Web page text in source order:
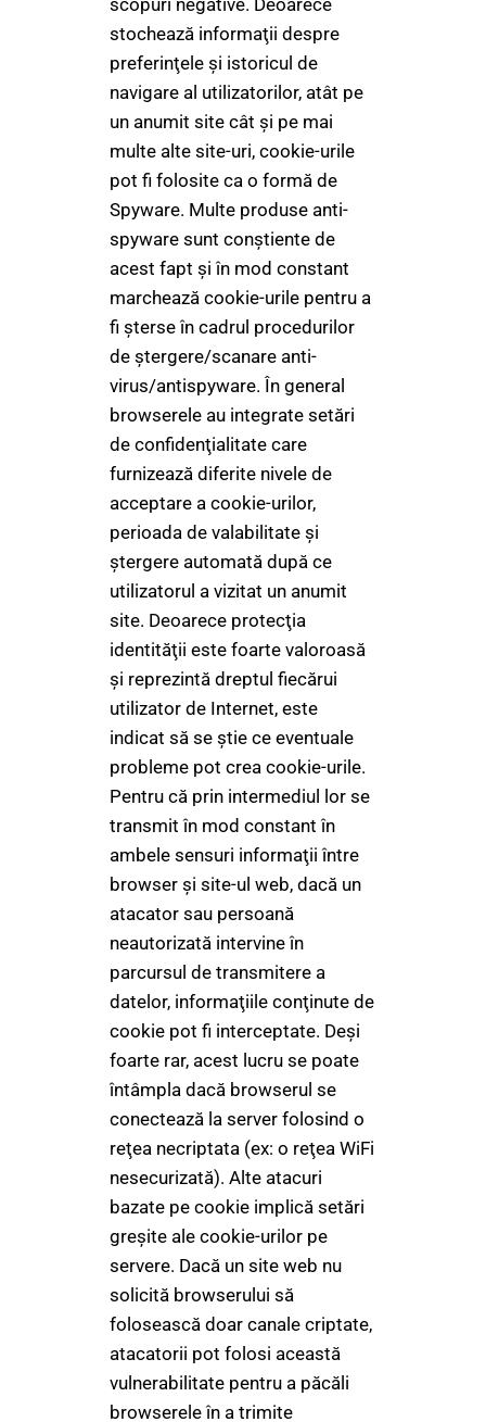
scopuri negative. Deoarece
stochează informaţii despre
preferinţele şi istoricul de
navigare al utilizatorilor, atât pe
un anumit site cât şi pe mai
multe alte site-uri, cookie-urile
pot fi folosite ca o formă de
Spyware. Multe produse anti-
spyware sunt conştiente de
acest fapt şi în mod constant
marchează cookie-urile pentru a
fi şterse în cadrul procedurilor
de ştergere/scanare anti-
virus/antispyware. În general
browserele au integrate setări
de confidenţialitate care
furnizează diferite nivele de
acceptare a cookie-urilor,
perioada de valabilitate şi
ştergere automată după ce
utilizatorul a vizitat un anumit
site. Deoarece protecţia
identităţii este foarte valoroasă
şi reprezintă dreptul fiecărui
utilizator de Internet, este
indicat să se ştie ce eventuale
probleme pot crea cookie-urile.
Pentru că prin intermediul lor se
transmit în mod constant în
ambele sensuri informaţii între
browser şi site-ul web, dacă un
atacator sau persoană
neautorizată intervine în
parcursul de transmitere a
datelor, informaţiile conţinute de
cookie pot fi interceptate. Deşi
foarte rar, acest lucru se poate
întâmpla dacă browserul se
conectează la server folosind o
reţea necriptata (ex: o reţea WiFi
nesecurizată). Alte atacuri
bazate pe cookie implică setări
greşite ale cookie-urilor pe
servere. Dacă un site web nu
solicită browserului să
folosească doar canale criptate,
atacatorii pot folosi această
vulnerabilitate pentru a păcăli
browserele în a trimite